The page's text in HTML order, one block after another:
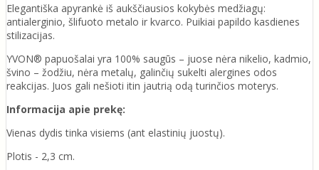
Elegantiška apyrankė iš aukščiausios kokybės medžiagų:
antialerginio, šlifuoto metalo ir kvarco. Puikiai papildo kasdienes
stilizacijas.
YVON® papuošalai yra 100% saugūs – juose nėra nikelio, kadmio,
švino – žodžiu, nėra metalų, galinčių sukelti alergines odos
reakcijas. Juos gali nešioti itin jautrią odą turinčios moterys.
Informacija apie prekę:
Vienas dydis tinka visiems (ant elastinių juostų).
Plotis - 2,3 cm.